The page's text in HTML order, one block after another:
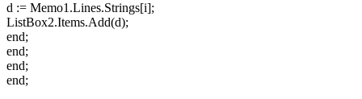
d := Memo1.Lines.Strings[i];
ListBox2.Items.Add(d);
end;
end;
end;
end;